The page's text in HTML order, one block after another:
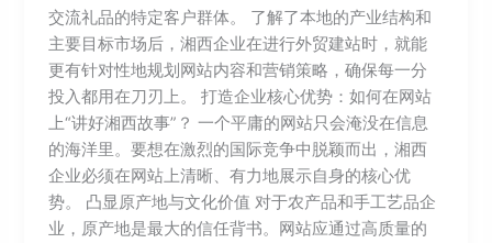
交流礼品的特定客户群体。 了解了本地的产业结构和
主要目标市场后，湘西企业在进行外贸建站时，就能
更有针对性地规划网站内容和营销策略，确保每一分
投入都用在刀刃上。 打造企业核心优势：如何在网站
上“讲好湘西故事”？ 一个平庸的网站只会淹没在信息
的海洋里。要想在激烈的国际竞争中脱颖而出，湘西
企业必须在网站上清晰、有力地展示自身的核心优
势。 凸显原产地与文化价值 对于农产品和手工艺品企
业，原产地是最大的信任背书。网站应通过高质量的